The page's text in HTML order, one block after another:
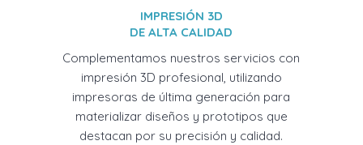
IMPRESIÓN 3D
DE ALTA CALIDAD
Complementamos nuestros servicios con
impresión 3D profesional, utilizando
impresoras de última generación para
materializar diseños y prototipos que
destacan por su precisión y calidad.